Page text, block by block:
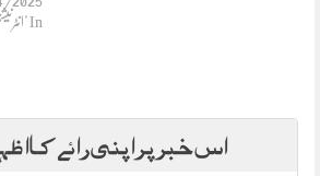
In "انٹرنیشنل"
اس خبر پر اپنی رائے کا